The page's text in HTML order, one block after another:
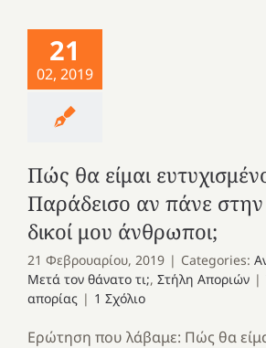
21
02, 2019
Πώς θα είμαι
Παράδεισο αν πάνε
δικοί μου άνθρωποι;
21 Φεβρουαρίου, 2019 | Categories:
Μετά τον θάνατο τι;, Στήλη Αποριών |
απορίας | 1 Σχόλιο
Ερώτηση που λάβαμε: Πώς θα